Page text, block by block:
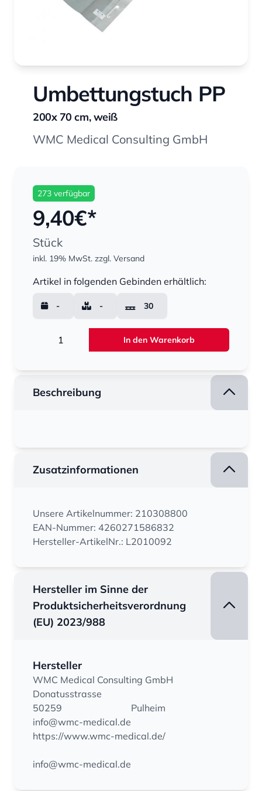
Umbettungstuch PP
200x 70 cm, weiß
WMC Medical Consulting GmbH
273 verfügbar
9,40€*
Stück
inkl. 19% MwSt. zzgl. Versand
Artikel in folgenden Gebinden erhältlich:
- - 30
In den Warenkorb
Beschreibung
Zusatzinformationen
Unsere Artikelnummer: 210308800
EAN-Nummer: 4260271586832
Hersteller-ArtikelNr.: L2010092
Hersteller im Sinne der
Produktsicherheitsverordnung
(EU) 2023/988
Hersteller
WMC Medical Consulting GmbH
Donatusstrasse
50259
Pulheim
info@wmc-medical.de
https://www.wmc-medical.de/
info@wmc-medical.de